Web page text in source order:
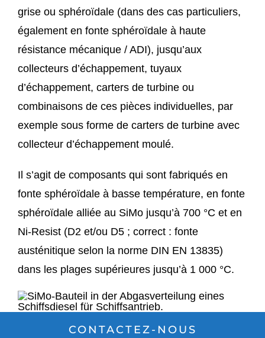
grise ou sphéroïdale (dans des cas particuliers,
également en fonte sphéroïdale à haute
résistance mécanique / ADI), jusqu’aux
collecteurs d’échappement, tuyaux
d’échappement, carters de turbine ou
combinaisons de ces pièces individuelles, par
exemple sous forme de carters de turbine avec
collecteur d’échappement moulé.
Il s’agit de composants qui sont fabriqués en
fonte sphéroïdale à basse température, en fonte
sphéroïdale alliée au SiMo jusqu’à 700 °C et en
Ni-Resist (D2 et/ou D5 ; correct : fonte
austénitique selon la norme DIN EN 13835)
dans les plages supérieures jusqu’à 1 000 °C.
CONTACTEZ-NOUS